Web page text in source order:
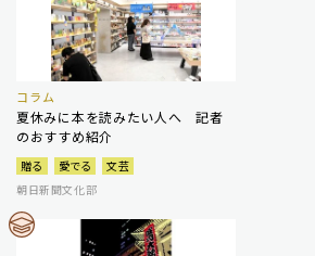
コラム
夏休みに本を読みたい人へ 記者
のおすすめ紹介
贈る 愛でる
文芸
朝日新聞文化部